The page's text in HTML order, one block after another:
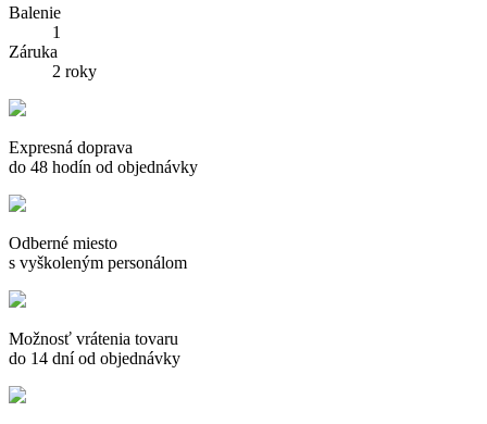
Balenie
1
Záruka
2 roky
Expresná doprava
do 48 hodín od objednávky
Odberné miesto
s vyškoleným personálom
Možnosť vrátenia tovaru
do 14 dní od objednávky